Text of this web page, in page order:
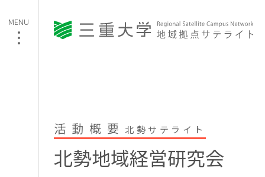
活動概要 北勢サテライト
北勢地域経営研究会